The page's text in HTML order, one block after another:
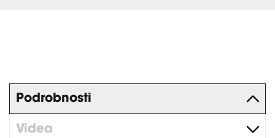
Podrobnosti
Videa